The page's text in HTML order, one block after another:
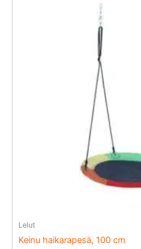
Lelut
Keinu haikarapesä, 100 cm